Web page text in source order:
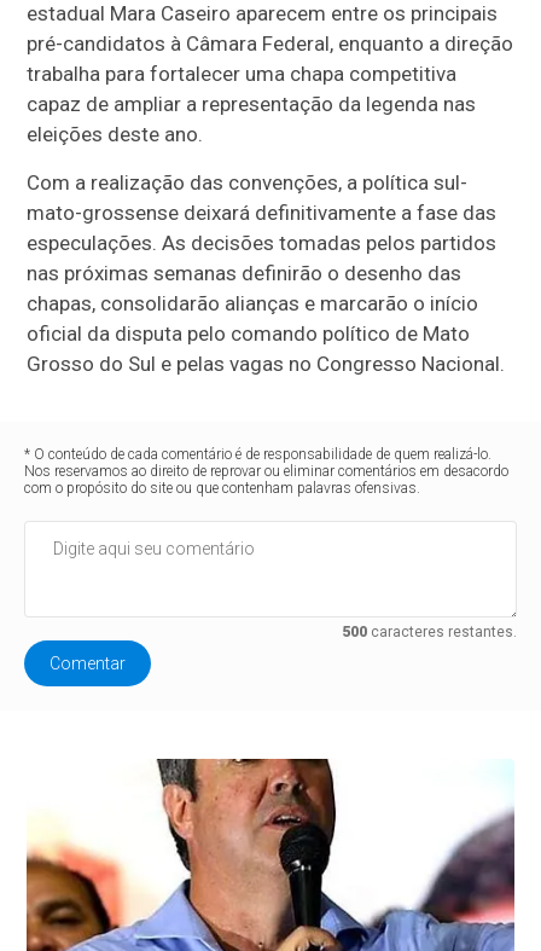
estadual Mara Caseiro aparecem entre os principais
pré-candidatos à Câmara Federal, enquanto a direção
trabalha para fortalecer uma chapa competitiva
capaz de ampliar a representação da legenda nas
eleições deste ano.
Com a realização das convenções, a política sul-
mato-grossense deixará definitivamente a fase das
especulações. As decisões tomadas pelos partidos
nas próximas semanas definirão o desenho das
chapas, consolidarão alianças e marcarão o início
oficial da disputa pelo comando político de Mato
Grosso do Sul e pelas vagas no Congresso Nacional.
* O conteúdo de cada comentário é de responsabilidade de quem realizá-lo.
Nos reservamos ao direito de reprovar ou eliminar comentários em desacordo
com o propósito do site ou que contenham palavras ofensivas.
500caracteres restantes.
Comentar